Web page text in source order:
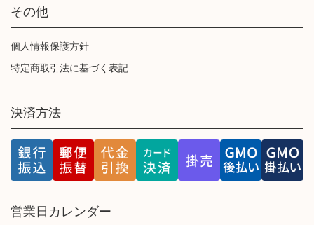
その他
個人情報保護方針
特定商取引法に基づく表記
決済方法
営業日カレンダー